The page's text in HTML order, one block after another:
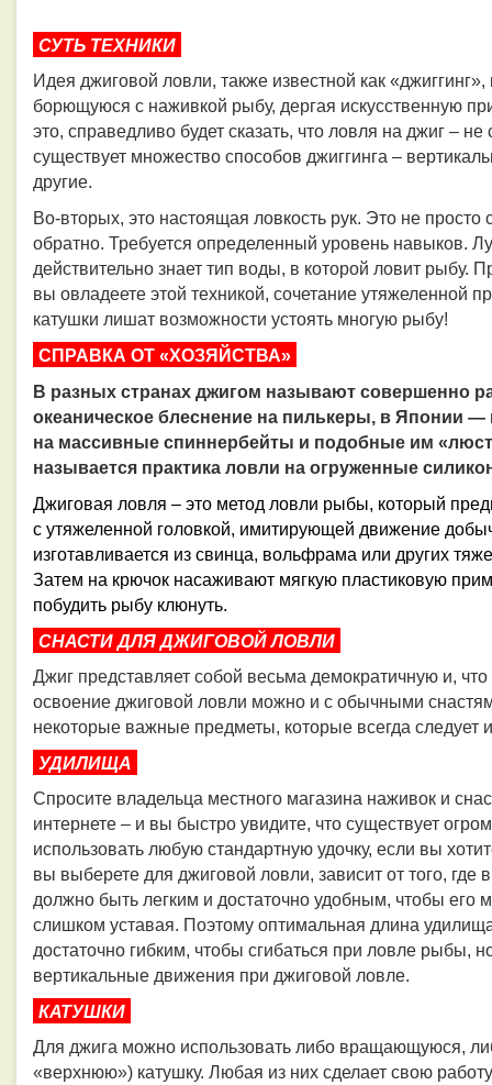
СУТЬ ТЕХНИКИ
Идея джиговой ловли, также известной как
борющуюся с наживкой рыбу, дергая искусственную
это, справедливо будет сказать, что ловля на джиг –
существует множество способов джиггинга –
другие.
Во-вторых, это настоящая ловкость рук. Это не просто
обратно. Требуется определенный уровень навыков.
действительно знает тип воды, в которой ловит рыбу.
вы овладеете этой техникой, сочетание утяжеленной
катушки лишат возможности устоять многую рыбу!
СПРАВКА ОТ «ХОЗЯЙСТВА»
В разных странах джигом называют совершенно
океаническое блеснение на пилькеры, в
на массивные спиннербейты и подобные им
называется практика ловли на огруженные
Джиговая ловля – это метод ловли рыбы, который
с утяжеленной головкой, имитирующей движение
изготавливается из свинца, вольфрама или других
Затем на крючок насаживают мягкую пластиковую
побудить рыбу клюнуть.
СНАСТИ ДЛЯ ДЖИГОВОЙ ЛОВЛИ
Джиг представляет собой весьма демократичную и,
освоение джиговой ловли можно и с обычными
некоторые важные предметы, которые всегда следует
УДИЛИЩА
Спросите владельца местного магазина наживок и
интернете – и вы быстро увидите, что существует
использовать любую стандартную удочку, если вы
вы выберете для джиговой ловли, зависит от того,
должно быть легким и достаточно удобным, чтобы его
слишком уставая. Поэтому оптимальная длина
достаточно гибким, чтобы сгибаться при ловле рыбы,
вертикальные движения при джиговой ловле.
КАТУШКИ
Для джига можно использовать либо вращающуюся,
«верхнюю») катушку. Любая из них сделает свою